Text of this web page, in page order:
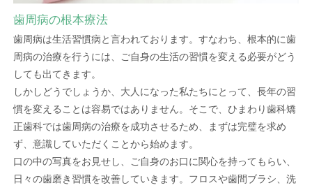
歯周病の根本療法
歯周病は生活習慣病と言われております。すなわち、根本的に歯
周病の治療を行うには、ご自身の生活の習慣を変える必要がどう
しても出てきます。
しかしどうでしょうか、大人になった私たちにとって、長年の習
慣を変えることは容易ではありません。そこで、ひまわり歯科矯
正歯科では歯周病の治療を成功させるため、まずは完璧を求め
ず、意識していただくことから始めます。
口の中の写真をお見せし、ご自身のお口に関心を持ってもらい、
日々の歯磨き習慣を改善していきます。フロスや歯間ブラシ、洗